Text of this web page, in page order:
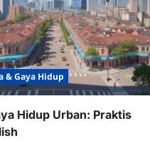
& Gaya Hidup
Hidup Urban: Praktis